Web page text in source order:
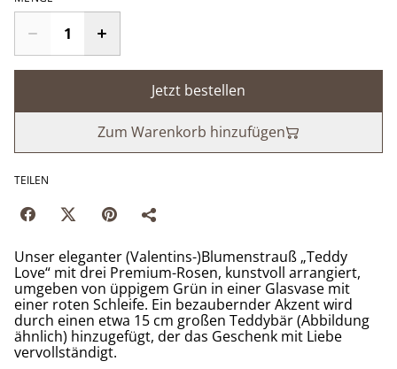
Jetzt bestellen
Zum Warenkorb hinzufügen
TEILEN
Unser eleganter (Valentins-)Blumenstrauß „Teddy
Love“ mit drei Premium-Rosen, kunstvoll arrangiert,
umgeben von üppigem Grün in einer Glasvase mit
einer roten Schleife. Ein bezaubernder Akzent wird
durch einen etwa 15 cm großen Teddybär (Abbildung
ähnlich) hinzugefügt, der das Geschenk mit Liebe
vervollständigt.